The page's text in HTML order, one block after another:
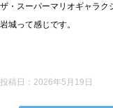
ザ・スーパーマリオギャラク
岩城って感じです。
投稿日： 2026年5月19日